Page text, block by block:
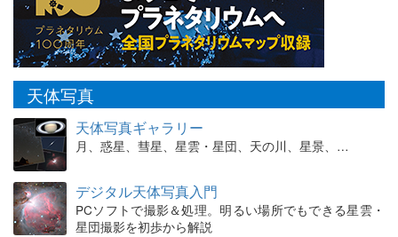
天体写真
天体写真ギャラリー
月、惑星、彗星、星雲・星団、天の川、星景、…
デジタル天体写真入門
PCソフトで撮影＆処理。明るい場所でもできる星雲・
星団撮影を初歩から解説